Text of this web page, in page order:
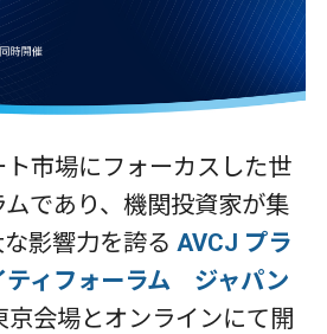
市場にフォーカスした世
であり、機関投資家が集
影響力を誇る AVCJ プラ
ティフォーラム ジャパン
京会場とオンラインにて開